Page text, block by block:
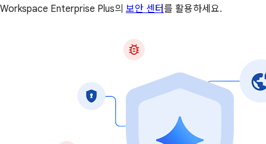
Workspace Enterprise Plus의 보안 센터를 활용하세요.